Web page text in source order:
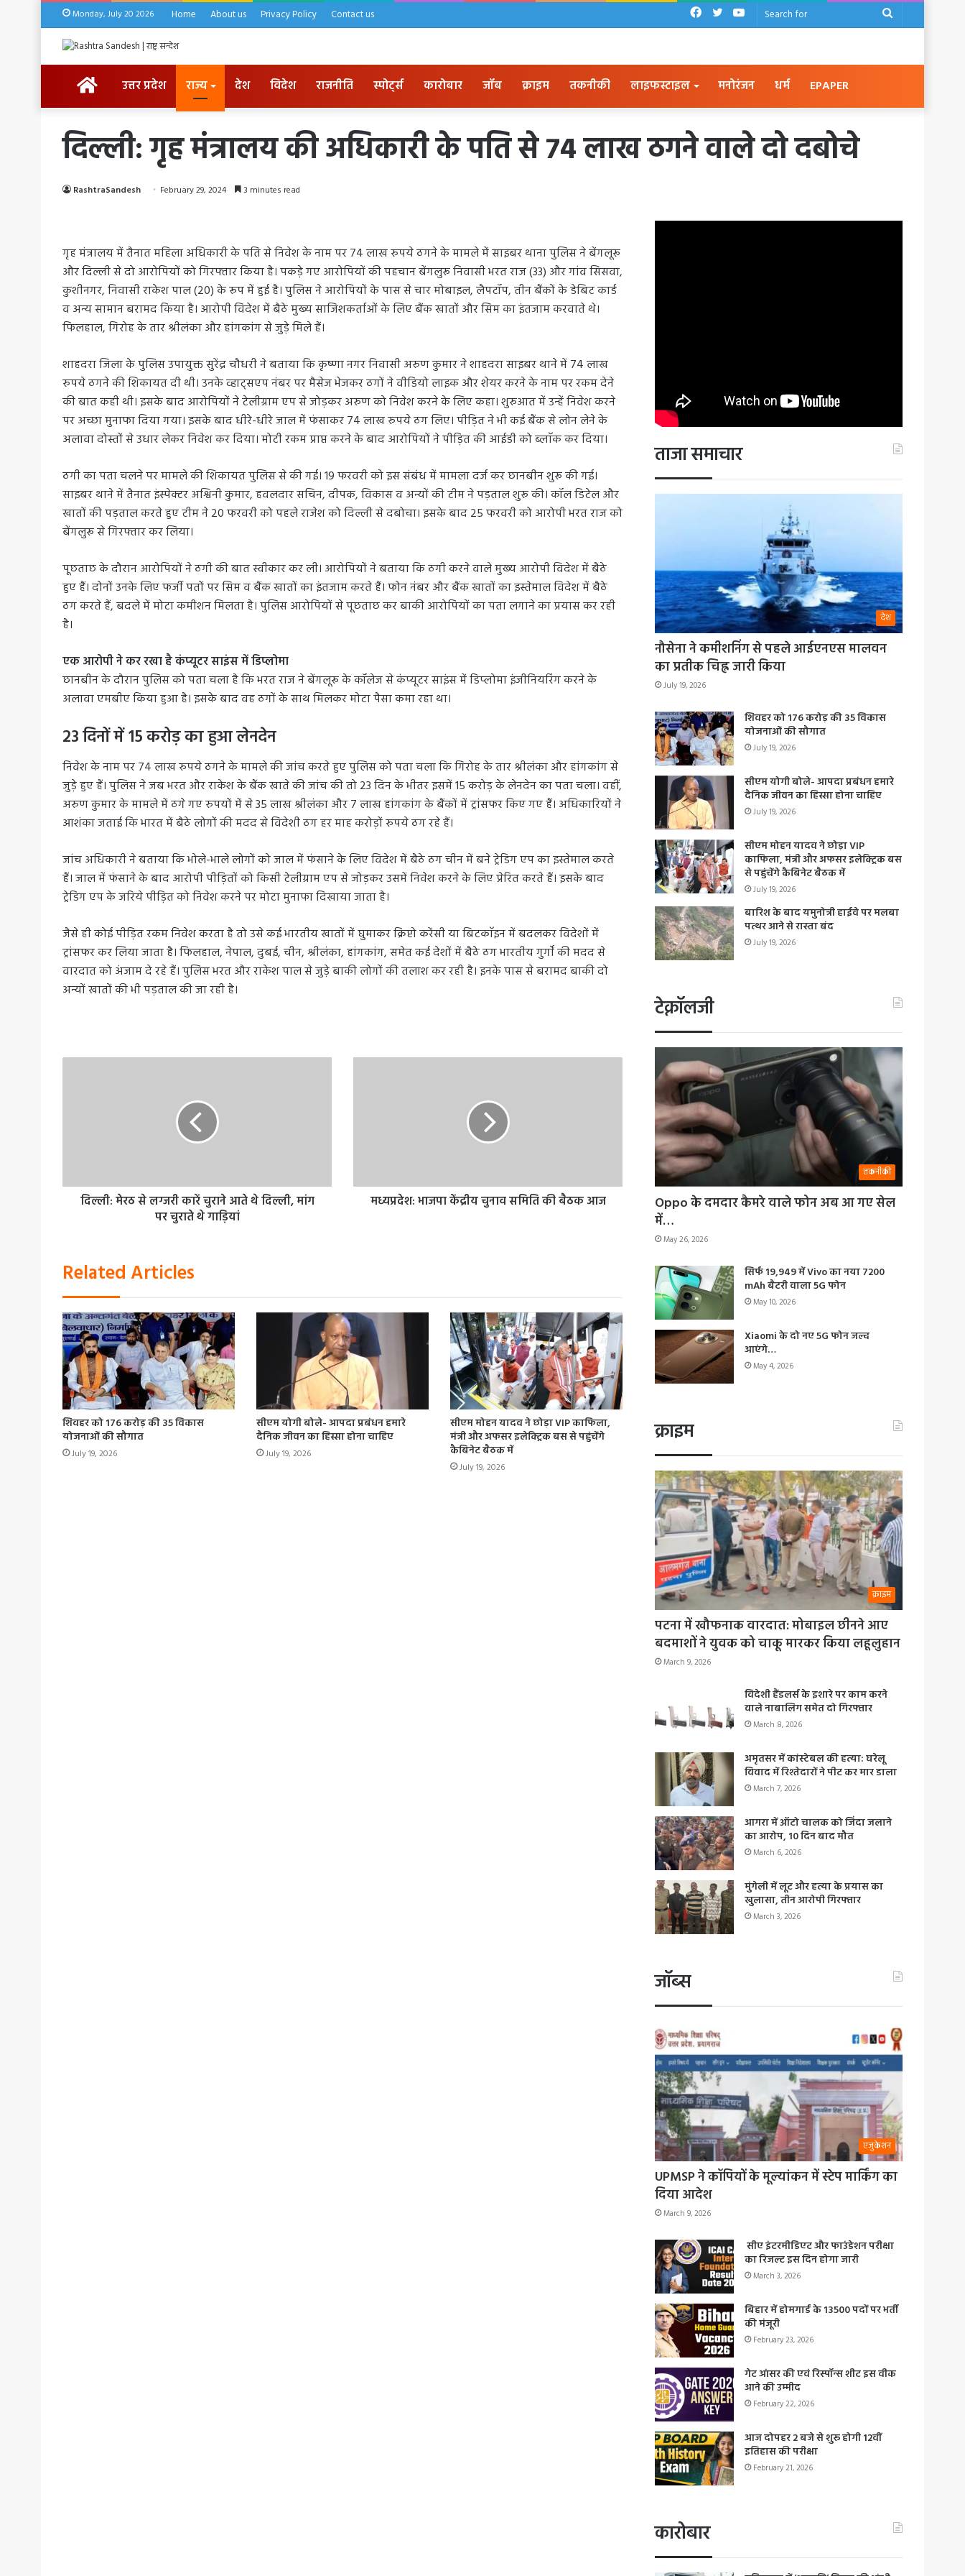
Monday, July 20 2026 Home About us Privacy Policy Contact us
Search
YouTube
Twitter
Facebook
HOMEउत्तर प्रदेश राज्य देश विदेश राजनीति स्पोर्ट्स कारोबार जॉब क्राइम तकनीकी लाइफस्टाइल मनोरंजन धर्म EPAPER
दिल्ली: गृह मंत्रालय की अधिकारी के पति से 74 लाख ठगने वाले दो दबोचे
RashtraSandesh February 29, 2024 3 minutes read
गृह मंत्रालय में तैनात महिला अधिकारी के पति से निवेश के नाम पर 74 लाख रुपये ठगने के मामले में साइबर थाना पुलिस ने बेंगलूरू
और दिल्ली से दो आरोपियों को गिरफ्तार किया है। पकड़े गए आरोपियों की पहचान बेंगलुरू निवासी भरत राज (33) और गांव सिसवा,
कुशीनगर, निवासी राकेश पाल (20) के रूप में हुई है। पुलिस ने आरोपियों के पास से चार मोबाइल, लैपटॉप, तीन बैंकों के डेबिट कार्ड
व अन्य सामान बरामद किया है। आरोपी विदेश में बैठे मुख्य साजिशकर्ताओं के लिए बैंक खातों और सिम का इंतजाम करवाते थे।
फिलहाल, गिरोह के तार श्रीलंका और हांगकांग से जुड़े मिले हैं।
शाहदरा जिला के पुलिस उपायुक्त सुरेंद्र चौधरी ने बताया कि कृष्णा नगर निवासी अरुण कुमार ने शाहदरा साइबर थाने में 74 लाख
रुपये ठगने की शिकायत दी थी। उनके व्हाट्सएप नंबर पर मैसेज भेजकर ठगों ने वीडियो लाइक और शेयर करने के नाम पर रकम देने
की बात कही थी। इसके बाद आरोपियों ने टेलीग्राम एप से जोड़कर अरुण को निवेश करने के लिए कहा। शुरुआत में उन्हें निवेश करने
पर अच्छा मुनाफा दिया गया। इसके बाद धीरे-धीरे जाल में फंसाकर 74 लाख रुपये ठग लिए। पीड़ित ने भी कई बैंक से लोन लेने के
अलावा दोस्तों से उधार लेकर निवेश कर दिया। मोटी रकम प्राप्त करने के बाद आरोपियों ने पीड़ित की आईडी को ब्लाॅक कर दिया।
ठगी का पता चलने पर मामले की शिकायत पुलिस से की गई। 19 फरवरी को इस संबंध में मामला दर्ज कर छानबीन शुरू की गई।
साइबर थाने में तैनात इंस्पेक्टर अश्विनी कुमार, हवलदार सचिन, दीपक, विकास व अन्यों की टीम ने पड़ताल शुरू की। कॉल डिटेल और
खातों की पड़ताल करते हुए टीम ने 20 फरवरी को पहले राजेश को दिल्ली से दबोचा। इसके बाद 25 फरवरी को आरोपी भरत राज को
बेंगलुरू से गिरफ्तार कर लिया।
पूछताछ के दौरान आरोपियों ने ठगी की बात स्वीकार कर ली। आरोपियों ने बताया कि ठगी करने वाले मुख्य आरोपी विदेश में बैठे
हुए हैं। दोनों उनके लिए फर्जी पतों पर सिम व बैंक खातों का इंतजाम करते हैं। फोन नंबर और बैंक खातों का इस्तेमाल विदेश में बैठे
ठग करते हैं, बदले में मोटा कमीशन मिलता है। पुलिस आरोपियों से पूछताछ कर बाकी आरोपियों का पता लगाने का प्रयास कर रही
है।
एक आरोपी ने कर रखा है कंप्यूटर साइंस में डिप्लोमा
छानबीन के दौरान पुलिस को पता चला है कि भरत राज ने बेंगलूरू के कॉलेज से कंप्यूटर साइंस में डिप्लोमा इंजीनियरिंग करने के
अलावा एमबीए किया हुआ है। इसके बाद वह ठगों के साथ मिलकर मोटा पैसा कमा रहा था।
23 दिनों में 15 करोड़ का हुआ लेनदेन
निवेश के नाम पर 74 लाख रुपये ठगने के मामले की जांच करते हुए पुलिस को पता चला कि गिरोह के तार श्रीलंका और हांगकांग से
जुड़े हुए हैं। पुलिस ने जब भरत और राकेश के बैंक खाते की जांच की तो 23 दिन के भीतर इसमें 15 करोड़ के लेनदेन का पता चला। वहीं,
अरुण कुमार के मामले में ठगे गए रुपयों में से 35 लाख श्रीलंका और 7 लाख हांगकांग के बैंकों में ट्रांसफर किए गए हैं। अधिकारियों ने
आशंका जताई कि भारत में बैठे लोगों की मदद से विदेशी ठग हर माह करोड़ों रुपये ठग रहे हैं।
जांच अधिकारी ने बताया कि भोले-भाले लोगों को जाल में फंसाने के लिए विदेश में बैठे ठग चीन में बने ट्रेडिग एप का इस्तेमाल करते
हैं। जाल में फंसाने के बाद आरोपी पीड़ितों को किसी टेलीग्राम एप से जोड़कर उसमें निवेश करने के लिए प्रेरित करते हैं। इसके बाद
ट्रेडिग एप के जरिये पीड़ित को निवेश करने पर मोटा मुनाफा दिखाया जाता है।
जैसे ही कोई पीड़ित रकम निवेश करता है तो उसे कई भारतीय खातों में घुमाकर क्रिप्टो करेंसी या बिटकाॅइन में बदलकर विदेशों में
ट्रांसफर कर लिया जाता है। फिलहाल, नेपाल, दुबई, चीन, श्रीलंका, हांगकांग, समेत कई देशों में बैठे ठग भारतीय गुर्गाें की मदद से
वारदात को अंजाम दे रहे हैं। पुलिस भरत और राकेश पाल से जुड़े बाकी लोगों की तलाश कर रही है। इनके पास से बरामद बाकी दो
अन्यों खातों की भी पड़ताल की जा रही है।
दिल्ली: मेरठ से लग्जरी कारें चुराने आते थे दिल्ली, मांग
पर चुराते थे गाड़ियां
मध्यप्रदेश: भाजपा केंद्रीय चुनाव समिति की बैठक आज
Related Articles
शिवहर को 176 करोड़ की 35 विकास
योजनाओं की सौगात
July 19, 2026
सीएम योगी बोले- आपदा प्रबंधन हमारे
दैनिक जीवन का हिस्सा होना चाहिए
July 19, 2026
सीएम मोहन यादव ने छोड़ा VIP काफिला,
मंत्री और अफसर इलेक्ट्रिक बस से पहुंचेंगे
कैबिनेट बैठक में
July 19, 2026
ताजा समाचार
देश
नौसेना ने कमीशनिंग से पहले आईएनएस मालवन
का प्रतीक चिह्न जारी किया
July 19, 2026
शिवहर को 176 करोड़ की 35 विकास
योजनाओं की सौगात
July 19, 2026
सीएम योगी बोले- आपदा प्रबंधन हमारे
दैनिक जीवन का हिस्सा होना चाहिए
July 19, 2026
सीएम मोहन यादव ने छोड़ा VIP
काफिला, मंत्री और अफसर इलेक्ट्रिक बस
से पहुंचेंगे कैबिनेट बैठक में
July 19, 2026
बारिश के बाद यमुनोत्री हाईवे पर मलबा
पत्थर आने से रास्ता बंद
July 19, 2026
टेक्नॉलजी
तकनीकी
Oppo के दमदार कैमरे वाले फोन अब आ गए सेल
में…
May 26, 2026
सिर्फ 19,949 में Vivo का नया 7200
mAh बैटरी वाला 5G फोन
May 10, 2026
Xiaomi के दो नए 5G फोन जल्द
आएंगे…
May 4, 2026
क्राइम
क्राइम
पटना में खौफनाक वारदात: मोबाइल छीनने आए
बदमाशों ने युवक को चाकू मारकर किया लहूलुहान
March 9, 2026
विदेशी हैंडलर्स के इशारे पर काम करने
वाले नाबालिग समेत दो गिरफ्तार
March 8, 2026
अमृतसर में कांस्टेबल की हत्या: घरेलू
विवाद में रिश्तेदारों ने पीट कर मार डाला
March 7, 2026
आगरा में ऑटो चालक को जिंदा जलाने
का आरोप, 10 दिन बाद मौत
March 6, 2026
मुंगेली में लूट और हत्या के प्रयास का
खुलासा, तीन आरोपी गिरफ्तार
March 3, 2026
जॉब्स
एजुकेशन
UPMSP ने कॉपियों के मूल्यांकन में स्टेप मार्किंग का
दिया आदेश
March 9, 2026
सीए इंटरमीडिएट और फाउंडेशन परीक्षा
का रिजल्ट इस दिन होगा जारी
March 3, 2026
बिहार में होमगार्ड के 13500 पदों पर भर्ती
की मंजूरी
February 23, 2026
गेट आंसर की एवं रिस्पॉन्स शीट इस वीक
आने की उम्मीद
February 22, 2026
आज दोपहर 2 बजे से शुरू होगी 12वीं
इतिहास की परीक्षा
February 21, 2026
कारोबार